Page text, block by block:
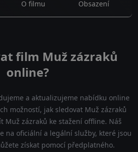
O filmu Obsazení
film Muž zázraků
online?
a aktualizujeme nabídku online
možností, jak sledovat Muž zázraků
Muž zázraků ke stažení offline. Náš
na oficiální a legální služby, které jsou
získat pomocí předplatného.